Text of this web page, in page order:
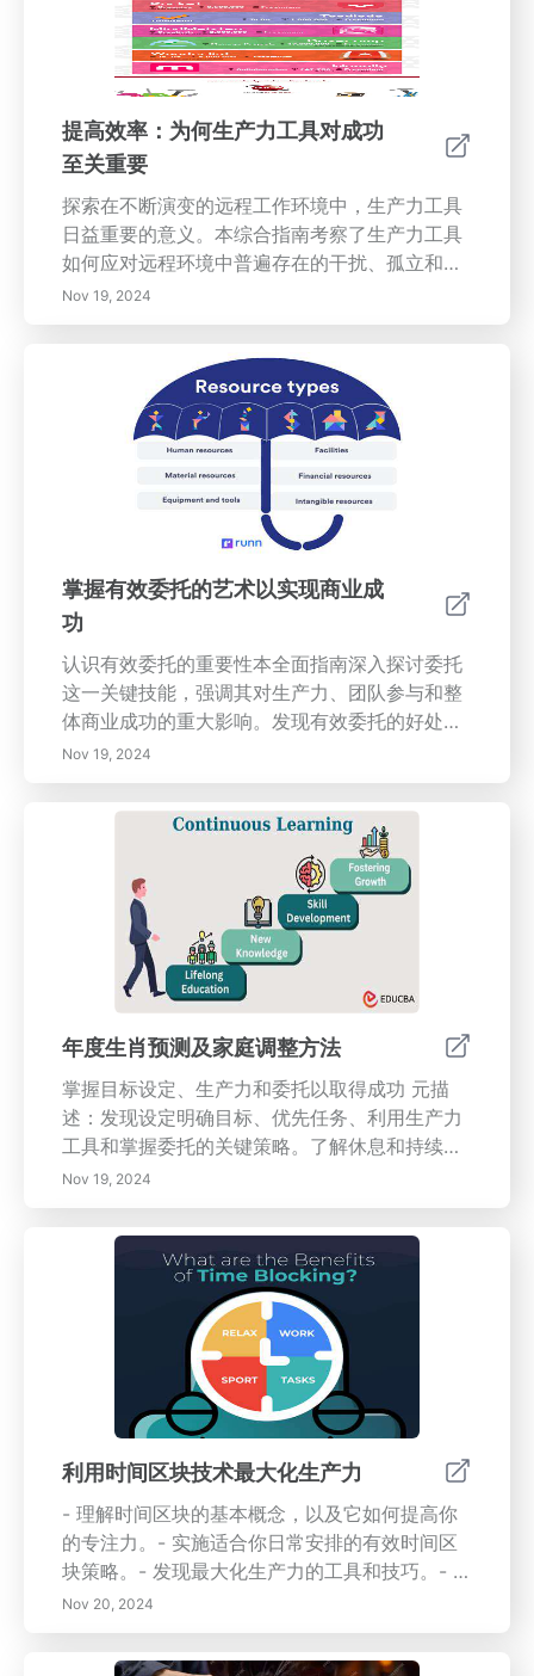
提高效率：为何生产力工具对成功
至关重要
探索在不断演变的远程工作环境中，生产力工具
日益重要的意义。本综合指南考察了生产力工具
如何应对远程环境中普遍存在的干扰、孤立和时
间管理等挑战。发现这些工具提供的多种功能，
从项目管理到精简沟通，增强团队成员间的协
管理、提高专注力、更好的目标设定和任务自动
化。掌握选择合适的生产力工具的见解，以适应
您的特定需求和目标，确保您在任何工作环境中
Nov 19, 2024
掌握有效委托的艺术以实现商业成
功
认识有效委托的重要性本全面指南深入探讨委托
这一关键技能，强调其对生产力、团队参与和整
体商业成功的重大影响。发现有效委托的好处，
包括培养员工的责任感和增强他们的信心。学习
如何识别适合委托的任务，为每个任务选择合适
的团队成员，并清楚地传达期望。探索克服委托
障碍的策略以及监控进展和提供建设性反馈以提
升团队表现的重要性。本文还强调反思在委托过
程中的必要性，以及如何实施所学经验以促进持
续改进。为自己配备基本的委托策略，以推动您
组织中的效率和协作成功。
Nov 19, 2024
年度生肖预测及家庭调整方法
掌握目标设定、生产力和委托以取得成功 元描
述：发现设定明确目标、优先任务、利用生产力
工具和掌握委托的关键策略。了解休息和持续学
习如何促进个人成长和提高效率。通过可行的洞
见，转变您对工作和生活的 approach！ 内容概
述：在本综合指南中，我们探讨了设定明确目标
和优先事项对个人和职业发展的关键重要性。了
解如何通过明确的目标提供动力和责任，并学习
如何使用艾森豪威尔矩阵等工具有效优先配置这
些目标。 发现增强效率、简化协作和减少压力的
必要生产力工具，在快节奏的环境中，从任务管
理应用程序到时间跟踪软件，找到适合您需求的
最佳工具，并了解如何将它们融入您的日常生
活。 揭开有效委托的秘密，这是领导者优化团队
动态和提高时间管理的重要技能。了解常见陷阱
并学习成功委托的策略，使您的团队更具权能，
同时提高整体生产力。 探索在日常工作中休息和
融入休闲以改善心理和身体健康的重要性。发现
如何创造一个有利于休息的环境，增强放松和恢
复。 最后，接受持续学习和适应作为个人成长的
手段。创建一个支持性的家庭环境，激发创造
Nov 19, 2024
利用时间区块技术最大化生产力
- 理解时间区块的基本概念，以及它如何提高你
的专注力。- 实施适合你日常安排的有效时间区
块策略。- 发现最大化生产力的工具和技巧。- 学
会灵活调整你的日程以克服挑战。拥抱时间区块
的结构化方法，立即改变你的日常安排！
Nov 20, 2024